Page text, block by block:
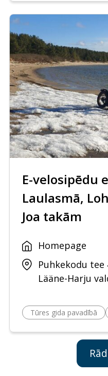
E-velosipēdu
Laulasmā,
Joa takām
Homepage
Puhkekodu tee
Lääne-Harju
Tūres gida pavadībā